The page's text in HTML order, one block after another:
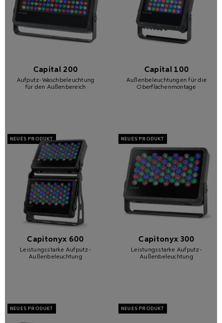
Capital 200
Aufputz-Waschbeleuchtung
für den Außenbereich
Capital 100
Außenbeleuchtungen für die
Oberflächenmontage
Capitonyx 600
Leistungsstarke Aufputz-
Außenbeleuchtung
Capitonyx 300
Leistungsstarke Aufputz-
Außenbeleuchtung